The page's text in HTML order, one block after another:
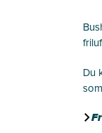
Du